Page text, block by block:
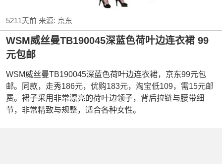
5211天前来源: 京东
WSM威丝曼TB190045深蓝色荷叶边连衣裙 99
元包邮
WSM威丝曼TB190045深蓝色荷叶边连衣裙，京东99元包
邮。同款，走秀186元，优购183元，淘宝低109，需15元邮
费。裙子采用非常漂亮的荷叶边领子，背后拉链与腰带细
节，非常精致与规整，适合各种女性。